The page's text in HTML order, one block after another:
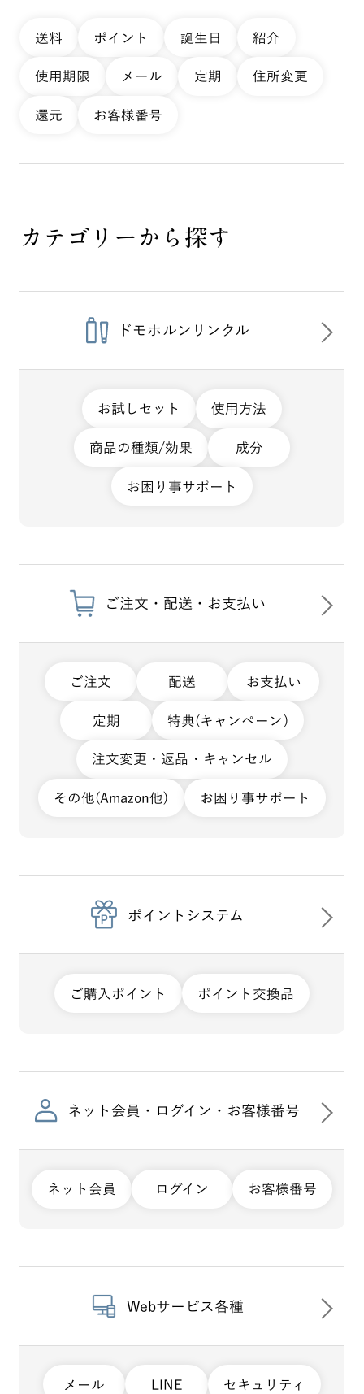
送料 ポイント 誕生日 紹介
使用期限 メール 定期 住所変更
還元 お客様番号
カテゴリーから探す
ドモホルンリンクル
お試しセット 使用方法
商品の種類/効果 成分
お困り事サポート
ご注文・配送・お支払い
ご注文 配送 お支払い
定期 特典(キャンペーン)
注文変更・返品・キャンセル
その他(Amazon他) お困り事サポート
ポイントシステム
ご購入ポイント ポイント交換品
ネット会員・ログイン・お客様番号
ネット会員 ログイン お客様番号
Webサービス各種
メール LINE セキュリティ